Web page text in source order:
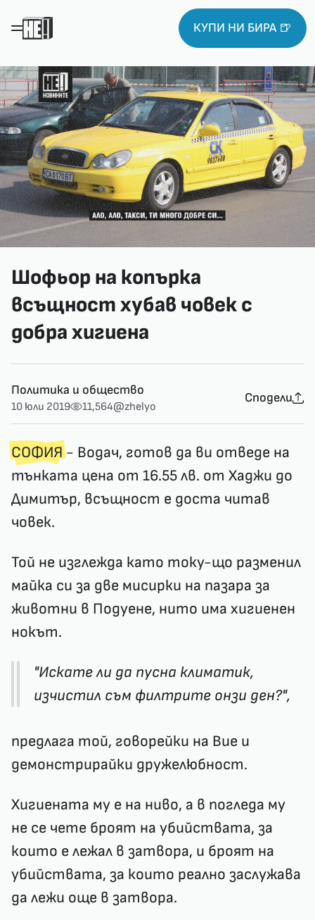
КУПИ НИ БИРА 🍺
Шофьор на копърка
всъщност хубав човек с
добра хигиена
Политика и общество
10 юли 2019 11,564@zhelyo
Сподели
СОФИЯ- Водач, готов да ви отведе на
тънката цена от 16.55 лв. от Хаджи до
Димитър, всъщност е доста читав
човек.
Той не изглежда като току-що разменил
майка си за две мисирки на пазара за
животни в Подуене, нито има хигиенен
нокът.
"Искате ли да пусна климатик,
изчистил съм филтрите онзи ден?",
предлага той, говорейки на Вие и
демонстрирайки дружелюбност.
Хигиената му е на ниво, а в погледа му
не се чете броят на убийствата, за
които е лежал в затвора, и броят на
убийствата, за които реално заслужава
да лежи още в затвора.